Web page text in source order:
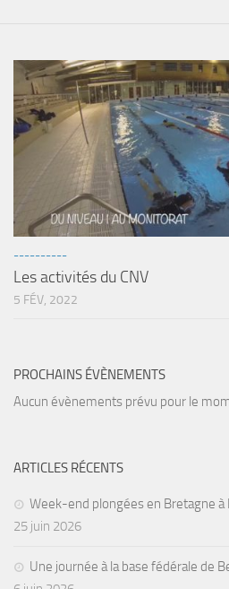
----------
Les activités du CNV
5 FÉV, 2022
PROCHAINS ÉVÈNEMENTS
Aucun évènements prévu pour le
ARTICLES RÉCENTS
Week-end plongées en Bretagne à
25 juin 2026
Une journée à la base fédérale de